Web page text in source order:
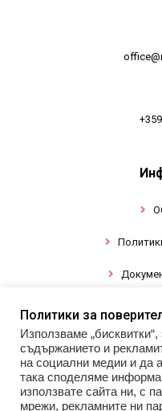
Политики за
Използваме
съдържанието и
на социални медии и да
така споделяме
използвате сайта ни, с
мрежи, рекламните ни